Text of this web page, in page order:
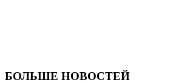
БОЛЬШЕ НОВОСТЕЙ